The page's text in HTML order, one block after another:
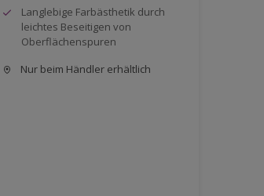
Langlebige Farbästhetik durch
leichtes Beseitigen von
Oberflächenspuren
Nur beim Händler erhältlich